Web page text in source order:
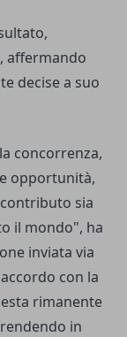
affermando
decise a suo
concorrenza,
opportunità,
sia
il mondo", ha
inviata via
con la
rimanente
in